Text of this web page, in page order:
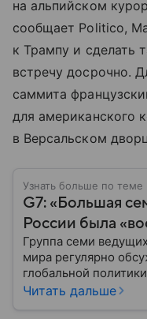
на альпийском
сообщает Politico,
к Трампу и сделать
встречу досрочно.
саммита
для американского
в Версальском
Узнать больше по теме
G7: «Большая
России была
Группа семи
мира регулярно
глобальной
G7
Читать дальше